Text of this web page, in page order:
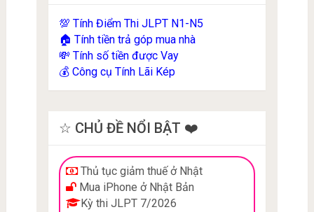
💯 Tính Điểm Thi JLPT N1-N5
🏠 Tính tiền trả góp mua nhà
💸 Tính số tiền được Vay
💰 Công cụ Tính Lãi Kép
☆ CHỦ ĐỀ NỔI BẬT ❤️
Thủ tục giảm thuế ở Nhật
Mua iPhone ở Nhật Bản
Kỳ thi JLPT 7/2026